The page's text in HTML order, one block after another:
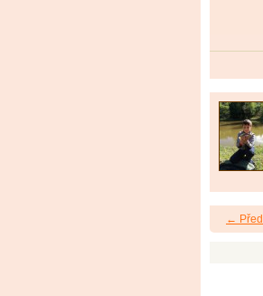
←